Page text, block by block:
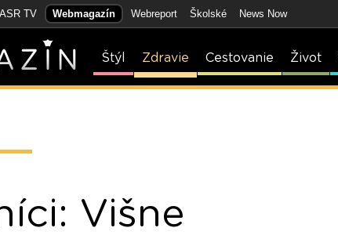
TV Webmagazín Webreport Školské News Now
Štýl Zdravie Cestovanie Život
Višne